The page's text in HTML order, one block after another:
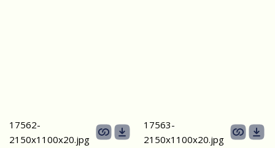
17562-
2150х1100х20.jpg
17563-
2150х1100х20.jpg